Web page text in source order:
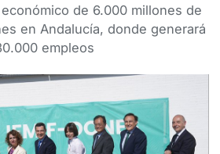
de 6.000 millones de
en Andalucía, donde generará
empleos